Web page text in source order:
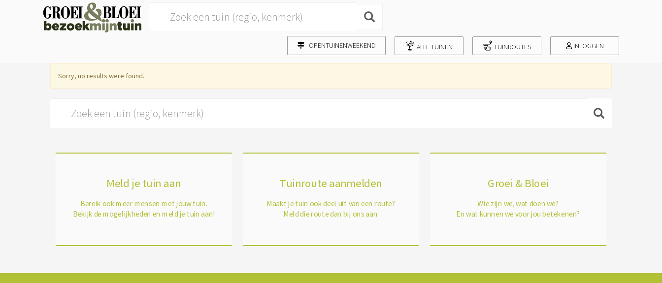
OPENTUINENWEEKEND ALLE TUINEN TUINROUTES INLOGGEN
Sorry, no results were found.
Meld je tuin aan
Bereik ook meer mensen met jouw tuin.
Bekijk de mogelijkheden en meld je tuin aan!
Tuinroute aanmelden
Maakt je tuin ook deel uit van een route?
Meld die route dan bij ons aan.
Groei & Bloei
Wie zijn we, wat doen we?
En wat kunnen we voor jou betekenen?